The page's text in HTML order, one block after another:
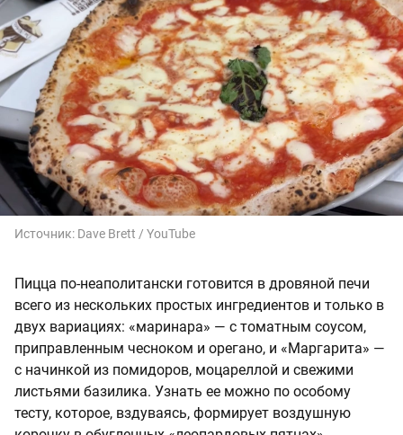
Источник: Dave Brett / YouTube
Пицца по-неаполитански готовится в дровяной печи
всего из нескольких простых ингредиентов и только в
двух вариациях: «маринара» — с томатным соусом,
приправленным чесноком и орегано, и «Маргарита» —
с начинкой из помидоров, моцареллой и свежими
листьями базилика. Узнать ее можно по особому
тесту, которое, вздуваясь, формирует воздушную